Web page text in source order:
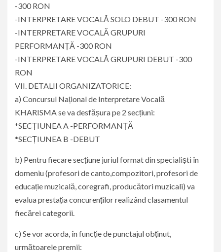
-300 RON
-INTERPRETARE VOCALĂ SOLO DEBUT -300 RON
-INTERPRETARE VOCALĂ GRUPURI
PERFORMANȚĂ -300 RON
-INTERPRETARE VOCALĂ GRUPURI DEBUT -300
RON
VII. DETALII ORGANIZATORICE:
a) Concursul Național de Interpretare Vocală
KHARISMA se va desfășura pe 2 secțiuni:
*SECȚIUNEA A -PERFORMANȚĂ
*SECȚIUNEA B -DEBUT
b) Pentru fiecare secțiune juriul format din specialiști în
domeniu (profesori de canto,compozitori, profesori de
educație muzicală, coregrafi, producători muzicali) va
evalua prestația concurenților realizând clasamentul
fiecărei categorii.
c) Se vor acorda, în funcție de punctajul obținut,
următoarele premii: